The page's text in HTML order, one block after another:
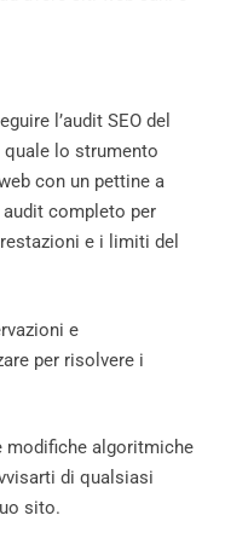
l’audit SEO del
lo strumento
con un pettine a
completo per
e i limiti del
e
per risolvere i
modifiche algoritmiche
di qualsiasi
sito.